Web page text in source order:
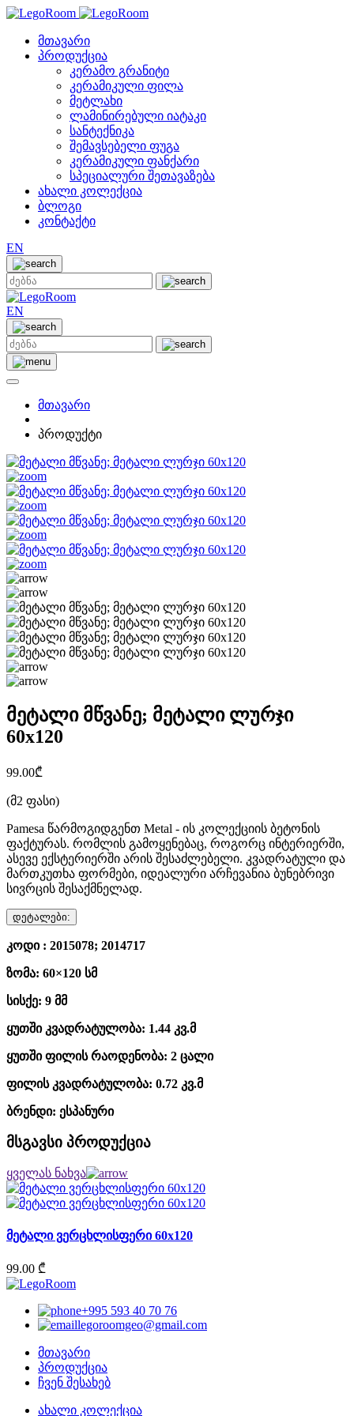
მთავარი
პროდუქცია
კერამო გრანიტი
კერამიკული ფილა
მეტლახი
ლამინირებული იატაკი
სანტექნიკა
შემავსებელი ფუგა
კერამიკული ფანქარი
სპეციალური შეთავაზება
ახალი კოლექცია
ბლოგი
კონტაქტი
EN
EN
მთავარი
პროდუქტი
მეტალი მწვანე; მეტალი ლურჯი
60x120
99.00₾
(მ2 ფასი)
Pamesa წარმოგიდგენთ Metal - ის კოლექციის ბეტონის
ფაქტურას. რომლის გამოყენებაც, როგორც ინტერიერში,
ასევე ექსტერიერში არის შესაძლებელი. კვადრატული და
მართკუთხა ფორმები, იდეალური არჩევანია ბუნებრივი
სივრცის შესაქმნელად.
დეტალები:
კოდი : 2015078; 2014717
ზომა: 60×120 სმ
სისქე: 9 მმ
ყუთში კვადრატულობა: 1.44 კვ.მ
ყუთში ფილის რაოდენობა: 2 ცალი
ფილის კვადრატულობა: 0.72 კვ.მ
ბრენდი: ესპანური
მსგავსი პროდუქცია
ყველას ნახვა
მეტალი ვერცხლისფერი 60x120
99.00 ₾
+995 593 40 70 76
legoroomgeo@gmail.com
მთავარი
პროდუქცია
ჩვენ შესახებ
ახალი კოლექცია